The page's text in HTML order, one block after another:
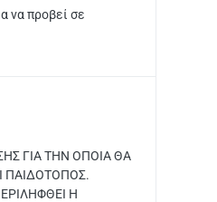
να προβεί σε
ΓΙΑ ΤΗΝ ΟΠΟΙΑ ΘΑ
ΠΑΙΔΟΤΟΠΟΣ.
Η